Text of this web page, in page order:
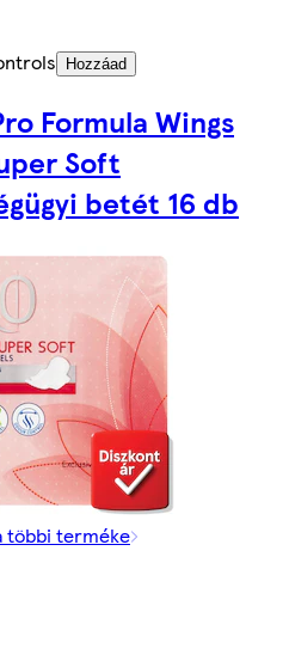
Hozzáad
Formula Wings
Soft
betét 16 db
többi terméke